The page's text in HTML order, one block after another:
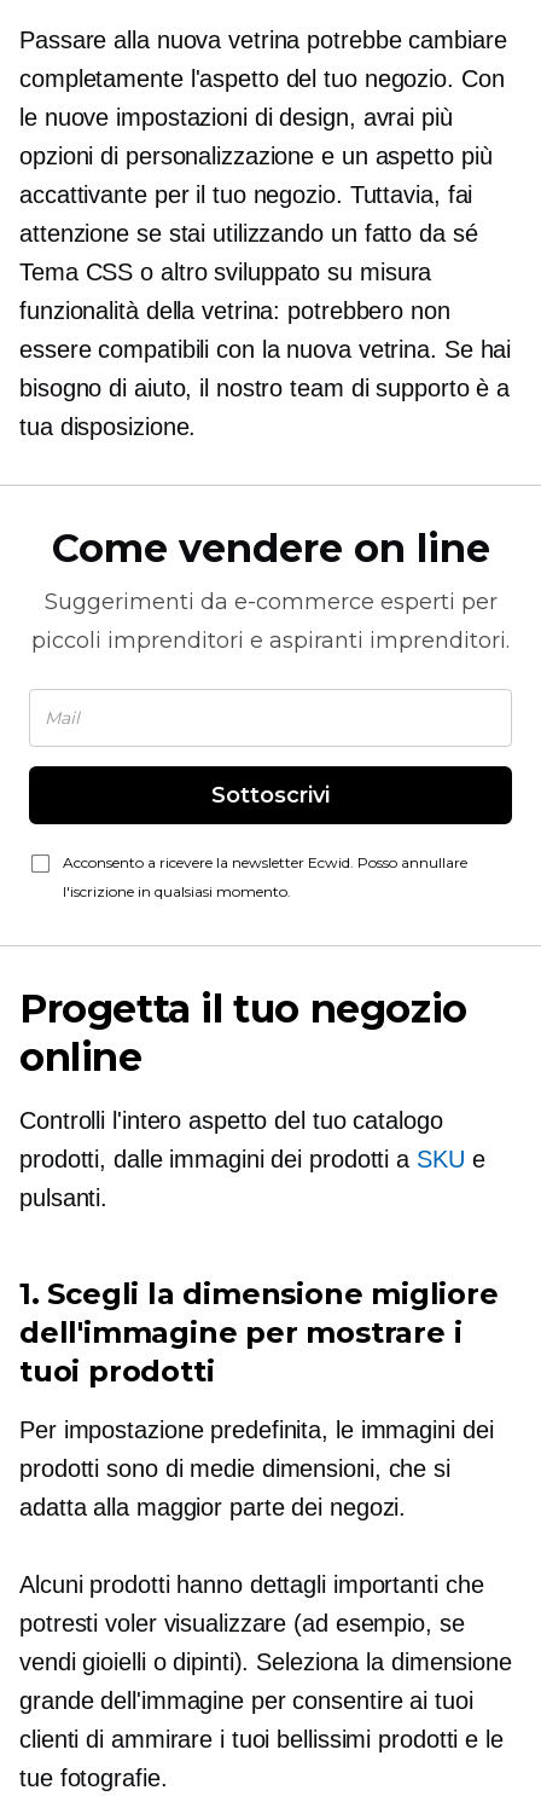
Passare alla nuova vetrina potrebbe cambiare
completamente l'aspetto del tuo negozio. Con
le nuove impostazioni di design, avrai più
opzioni di personalizzazione e un aspetto più
accattivante per il tuo negozio. Tuttavia, fai
attenzione se stai utilizzando un fatto da sé
Tema CSS o altrosviluppato su misura
funzionalità della vetrina: potrebbero non
essere compatibili con la nuova vetrina. Se hai
bisogno di aiuto, il nostro team di supporto è a
tua disposizione.
Come vendere on line
Suggerimenti da e-commerce esperti per
piccoli imprenditori e aspiranti imprenditori.
Sottoscrivi
Acconsento a ricevere la newsletter Ecwid. Posso annullare
l'iscrizione in qualsiasi momento.
Progetta il tuo negozio
online
Controlli l'intero aspetto del tuo catalogo
prodotti, dalle immagini dei prodotti a SKU e
pulsanti.
1. Scegli la dimensione migliore
dell'immagine per mostrare i
tuoi prodotti
Per impostazione predefinita, le immagini dei
prodotti sono di medie dimensioni, che si
adatta alla maggior parte dei negozi.
Alcuni prodotti hanno dettagli importanti che
potresti voler visualizzare (ad esempio, se
vendi gioielli o dipinti). Seleziona la dimensione
grande dell'immagine per consentire ai tuoi
clienti di ammirare i tuoi bellissimi prodotti e le
tue fotografie.